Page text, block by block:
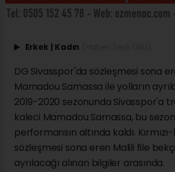
Erkek | Kadın
DG Sivasspor'da sözleşmesi sona
Mamadou Samassa ile yolların
2019-2020 sezonunda Sivasspor'a
kaleci Mamadou Samassa, bu
performansın altında kaldı.
sözleşmesi sona eren Malili file
ayrılacağı alınan bilgiler arasında.